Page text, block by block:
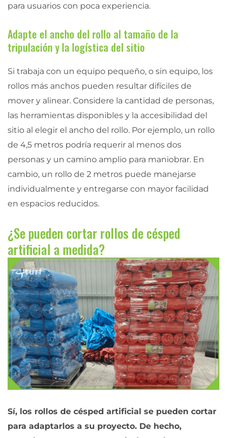
para usuarios con poca experiencia.
Adapte el ancho del rollo al tamaño de la
tripulación y la logística del sitio
Si trabaja con un equipo pequeño, o sin equipo, los
rollos más anchos pueden resultar difíciles de
mover y alinear. Considere la cantidad de personas,
las herramientas disponibles y la accesibilidad del
sitio al elegir el ancho del rollo. Por ejemplo, un rollo
de 4,5 metros podría requerir al menos dos
personas y un camino amplio para maniobrar. En
cambio, un rollo de 2 metros puede manejarse
individualmente y entregarse con mayor facilidad
en espacios reducidos.
¿Se pueden cortar rollos de césped
artificial a medida?
Sí, los rollos de césped artificial se pueden cortar
para adaptarlos a su proyecto. De hecho,